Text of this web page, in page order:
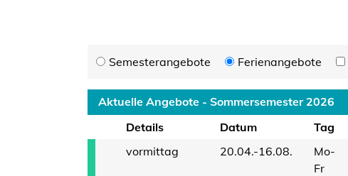
Semesterangebote Ferienangebote
Aktuelle Angebote - Sommersemester 2026
Details
Datum Tag
vormittag
20.04.-16.08.
Mo-
Fr